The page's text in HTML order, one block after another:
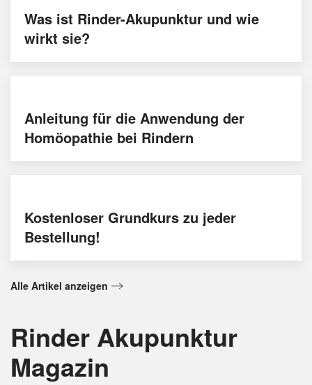
Was ist Rinder-Akupunktur und wie
wirkt sie?
Anleitung für die Anwendung der
Homöopathie bei Rindern
Kostenloser Grundkurs zu jeder
Bestellung!
Alle Artikel anzeigen
Rinder Akupunktur
Magazin